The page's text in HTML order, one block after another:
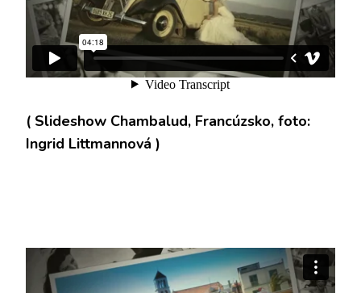
( Slideshow Chambalud, Francúzsko, foto:
Ingrid Littmannová )